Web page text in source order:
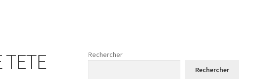
TETE
Rechercher
Rechercher